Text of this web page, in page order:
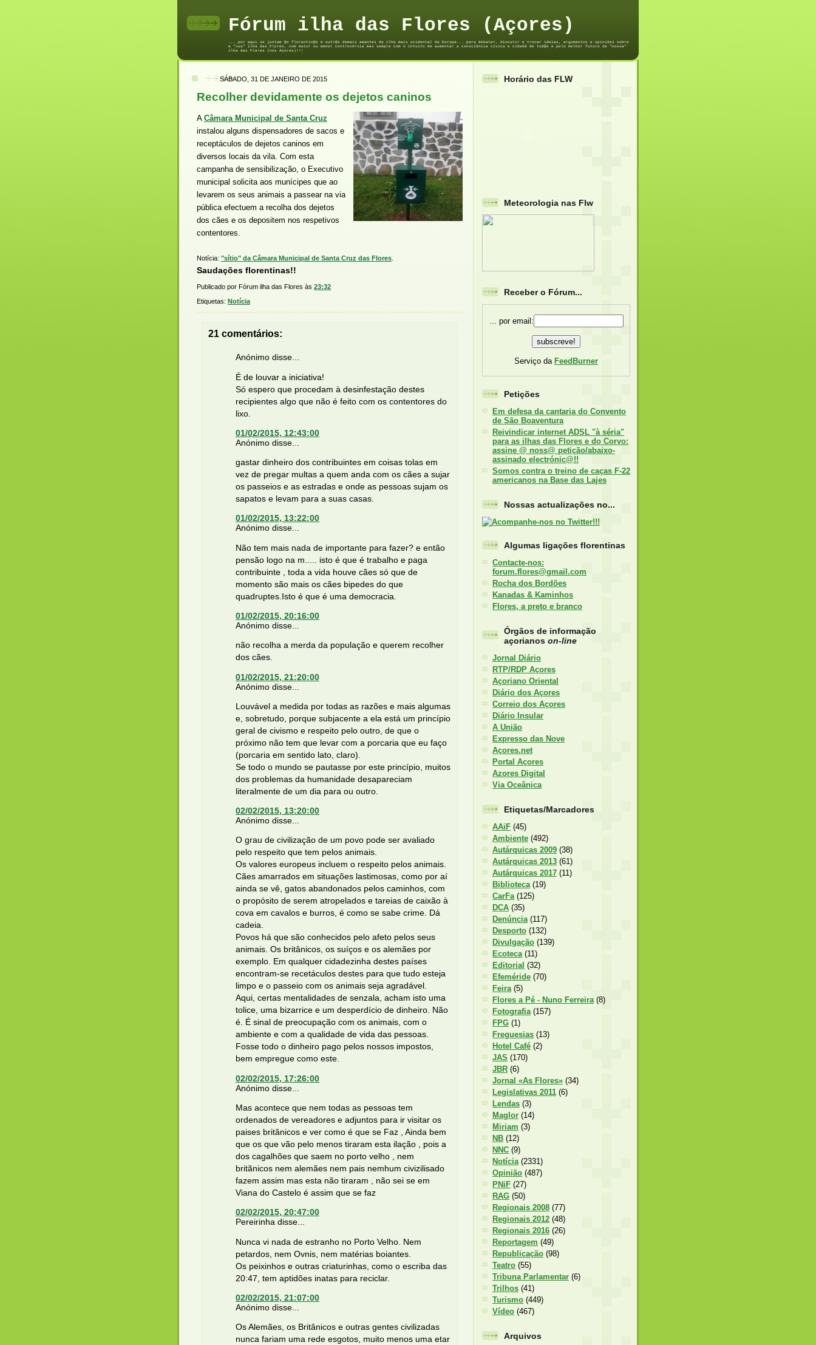
Fórum ilha das Flores (Açores)
... por aqui se juntam @s florentin@s e outr@s demais amantes da ilha mais ocidental da Europa... para debater, discutir e trocar ideias, argumentos e opiniões sobre
a "sua" ilha das Flores, com maior ou menor controvérsia mas sempre com o intuito de aumentar a consciência cívica e cidadã de tod@s e pelo melhor futuro da "nossa"
ilha das Flores (nos Açores)!!!
SÁBADO, 31 DE JANEIRO DE 2015
Recolher devidamente os dejetos caninos
A Câmara Municipal de Santa Cruz
instalou alguns dispensadores de sacos e
receptáculos de dejetos caninos em
diversos locais da vila. Com esta
campanha de sensibilização, o Executivo
municipal solicita aos munícipes que ao
levarem os seus animais a passear na via
pública efectuem a recolha dos dejetos
dos cães e os depositem nos respetivos
contentores.
Notícia: "sítio" da Câmara Municipal de Santa Cruz das Flores
Saudações florentinas!!
Publicado por Fórum ilha das Flores às 23:32
Etiquetas: Notícia
21 comentários:
Anónimo disse...
É de louvar a iniciativa!
Só espero que procedam à desinfestação destes
recipientes algo que não é feito com os contentores do
lixo.
01/02/2015, 12:43:00
Anónimo disse...
gastar dinheiro dos contribuintes em coisas tolas em
vez de pregar multas a quem anda com os cães a sujar
os passeios e as estradas e onde as pessoas sujam os
sapatos e levam para a suas casas.
01/02/2015, 13:22:00
Anónimo disse...
Não tem mais nada de importante para fazer? e então
pensão logo na m..... isto é que é trabalho e paga
contribuinte , toda a vida houve cães só que de
momento são mais os cães bipedes do que
quadruptes.Isto é que é uma democracia.
01/02/2015, 20:16:00
Anónimo disse...
não recolha a merda da população e querem recolher
dos cães.
01/02/2015, 21:20:00
Anónimo disse...
Louvável a medida por todas as razões e mais algumas
e, sobretudo, porque subjacente a ela está um princípio
geral de civismo e respeito pelo outro, de que o
próximo não tem que levar com a porcaria que eu faço
(porcaria em sentido lato, claro).
Se todo o mundo se pautasse por este princípio, muitos
dos problemas da humanidade desapareciam
literalmente de um dia para ou outro.
02/02/2015, 13:20:00
Anónimo disse...
O grau de civilização de um povo pode ser avaliado
pelo respeito que tem pelos animais.
Os valores europeus incluem o respeito pelos animais.
Cães amarrados em situações lastimosas, como por aí
ainda se vê, gatos abandonados pelos caminhos, com
o propósito de serem atropelados e tareias de caixão à
cova em cavalos e burros, é como se sabe crime. Dá
cadeia.
Povos há que são conhecidos pelo afeto pelos seus
animais. Os britânicos, os suíços e os alemães por
exemplo. Em qualquer cidadezinha destes países
encontram-se recetáculos destes para que tudo esteja
limpo e o passeio com os animais seja agradável.
Aqui, certas mentalidades de senzala, acham isto uma
tolice, uma bizarrice e um desperdício de dinheiro. Não
é. É sinal de preocupação com os animais, com o
ambiente e com a qualidade de vida das pessoas.
Fosse todo o dinheiro pago pelos nossos impostos,
bem empregue como este.
02/02/2015, 17:26:00
Anónimo disse...
Mas acontece que nem todas as pessoas tem
ordenados de vereadores e adjuntos para ir visitar os
paises britânicos e ver como é que se Faz , Ainda bem
que os que vão pelo menos tiraram esta ilação , pois a
dos cagalhões que saem no porto velho , nem
britãnicos nem alemães nem pais nemhum civizilisado
fazem assim mas esta não tiraram , não sei se em
Viana do Castelo é assim que se faz
02/02/2015, 20:47:00
Pereirinha disse...
Nunca vi nada de estranho no Porto Velho. Nem
petardos, nem Ovnis, nem matérias boiantes.
Os peixinhos e outras criaturinhas, como o escriba das
20:47, tem aptidões inatas para reciclar.
02/02/2015, 21:07:00
Anónimo disse...
Os Alemães, os Britânicos e outras gentes civilizadas
nunca fariam uma rede esgotos, muito menos uma etar
Horário das FLW
Meteorologia nas Flw
Receber o Fórum...
... por email:
Serviço da FeedBurner
Petições
Em defesa da cantaria do Convento
de São Boaventura
Reivindicar internet ADSL "à séria"
para as ilhas das Flores e do Corvo:
assine @ noss@ petição/abaixo-
assinado electrónic@!!
Somos contra o treino de caças F-22
americanos na Base das Lajes
Nossas actualizações no...
Algumas ligações florentinas
Contacte-nos:
forum.flores@gmail.com
Rocha dos Bordões
Kanadas & Kaminhos
Flores, a preto e branco
Órgãos de informação
açorianos on-line
Jornal Diário
RTP/RDP Açores
Açoriano Oriental
Diário dos Açores
Correio dos Açores
Diário Insular
A União
Expresso das Nove
Açores.net
Portal Açores
Azores Digital
Via Oceânica
Etiquetas/Marcadores
AAiF (45)
Ambiente (492)
Autárquicas 2009 (38)
Autárquicas 2013 (61)
Autárquicas 2017 (11)
Biblioteca (19)
CarFa (125)
DCA (35)
Denúncia (117)
Desporto (132)
Divulgação (139)
Ecoteca (11)
Editorial (32)
Efeméride (70)
Feira (5)
Flores a Pé - Nuno Ferreira (8)
Fotografia (157)
FPG (1)
Freguesias (13)
Hotel Café (2)
JAS (170)
JBR (6)
Jornal «As Flores» (34)
Legislativas 2011 (6)
Lendas (3)
Maglor (14)
Miriam (3)
NB (12)
NNC (9)
Notícia (2331)
Opinião (487)
PNiF (27)
RAG (50)
Regionais 2008 (77)
Regionais 2012 (48)
Regionais 2016 (26)
Reportagem (49)
Republicação (98)
Teatro (55)
Tribuna Parlamentar (6)
Trilhos (41)
Turismo (449)
Vídeo (467)
Arquivos